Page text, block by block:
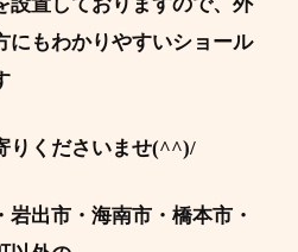
にもわかりやすいショール
りくださいませ(^^)/
出市・海南市・橋本市・